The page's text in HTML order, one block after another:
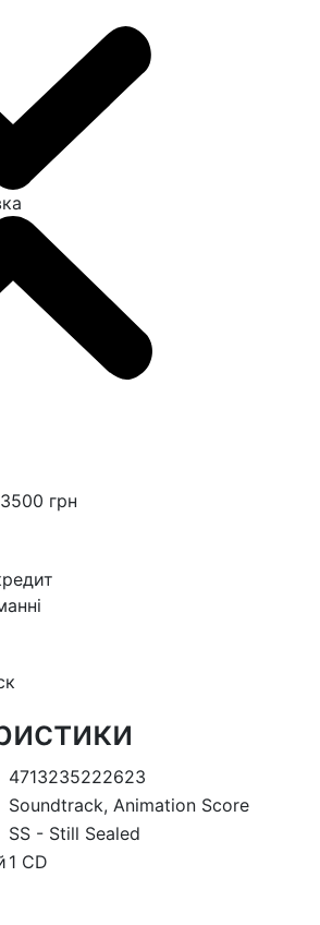
грн
4713235222623
Soundtrack, Animation Score
SS - Still Sealed
1 CD